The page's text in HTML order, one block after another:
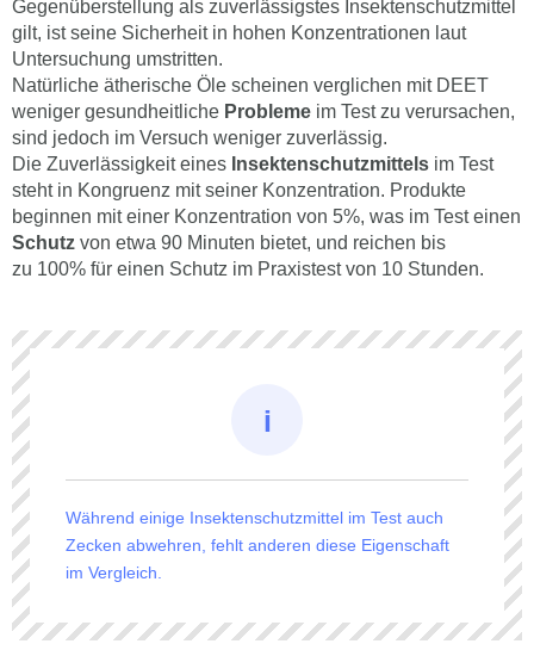
Gegenüberstellung als zuverlässigstes Insektenschutzmittel
gilt, ist seine Sicherheit in hohen Konzentrationen laut
Untersuchung umstritten.
Natürliche ätherische Öle scheinen verglichen mit DEET
weniger gesundheitliche Probleme im Test zu verursachen,
sind jedoch im Versuch weniger zuverlässig.
Die Zuverlässigkeit eines Insektenschutzmittels im Test
steht in Kongruenz mit seiner Konzentration. Produkte
beginnen mit einer Konzentration von 5%, was im Test einen
Schutz von etwa 90 Minuten bietet, und reichen bis
zu 100% für einen Schutz im Praxistest von 10 Stunden.
Während einige Insektenschutzmittel im Test auch
Zecken abwehren, fehlt anderen diese Eigenschaft
im Vergleich.